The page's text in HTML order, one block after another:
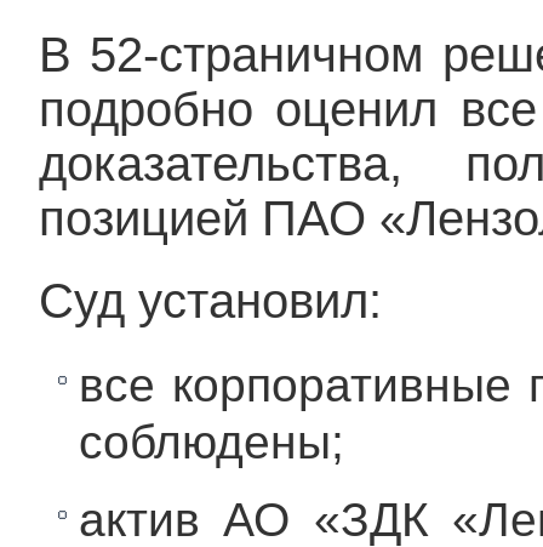
В 52-страничном
подробно оценил
доказательства,
позицией ПАО
Суд установил:
все
соблюдены;
актив АО «ЗДК